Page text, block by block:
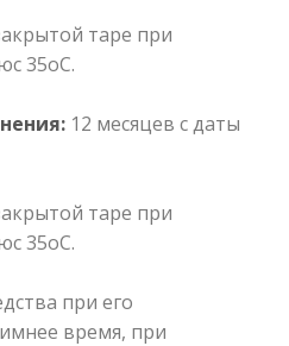
таре при
35оС.
12 месяцев с даты
таре при
35оС.
при его
время, при